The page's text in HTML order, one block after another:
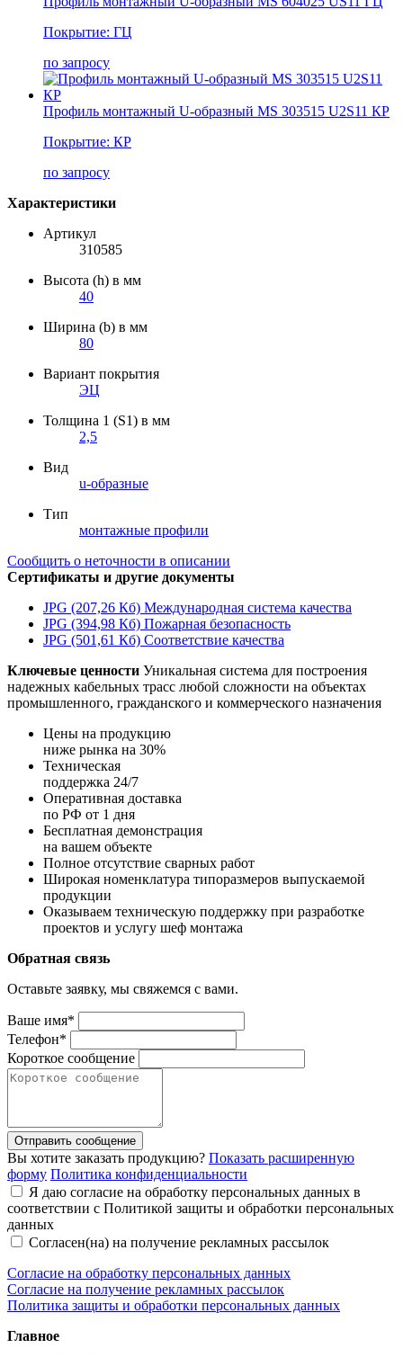
Покрытие: ГЦ
по запросу
Профиль монтажный U-образный MS 303515 U2S11 КР
Покрытие: КР
по запросу
Характеристики
Артикул
310585
Высота (h) в мм
40
Ширина (b) в мм
80
Вариант покрытия
ЭЦ
Толщина 1 (S1) в мм
2,5
Вид
u-образные
Тип
монтажные профили
Сообщить о неточности в описании
Сертификаты и другие документы
JPG (207,26 Кб) Международная система качества
JPG (394,98 Кб) Пожарная безопасность
JPG (501,61 Кб) Соответствие качества
Ключевые ценности Уникальная система для построения
надежных кабельных трасс любой сложности на объектах
промышленного, гражданского и коммерческого назначения
Цены на продукцию
ниже рынка на 30%
Техническая
поддержка 24/7
Оперативная доставка
по РФ от 1 дня
Бесплатная демонстрация
на вашем объекте
Полное отсутствие сварных работ
Широкая номенклатура типоразмеров выпускаемой
продукции
Оказываем техническую поддержку при разработке
проектов и услугу шеф монтажа
Обратная связь
Оставьте заявку, мы свяжемся с вами.
Ваше имя*
Телефон*
Короткое сообщение
Отправить сообщение
Вы хотите заказать продукцию? Показать расширенную
форму Политика конфиденциальности
Я даю согласие на обработку персональных данных в
соответствии с Политикой защиты и обработки персональных
данных
Согласен(на) на получение рекламных рассылок
Согласие на обработку персональных данных
Согласие на получение рекламных рассылок
Политика защиты и обработки персональных данных
Главное